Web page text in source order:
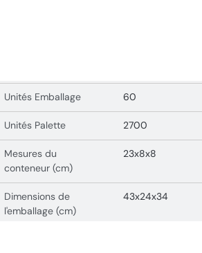
Unités Emballage 60
Unités Palette 2700
Mesures du
conteneur (cm)
23x8x8
Dimensions de
l'emballage (cm)
43x24x34